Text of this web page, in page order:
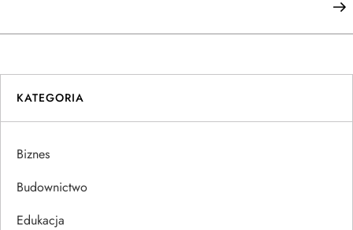
w
i
g
a
c
KATEGORIA
Biznes
Budownictwo
Edukacja